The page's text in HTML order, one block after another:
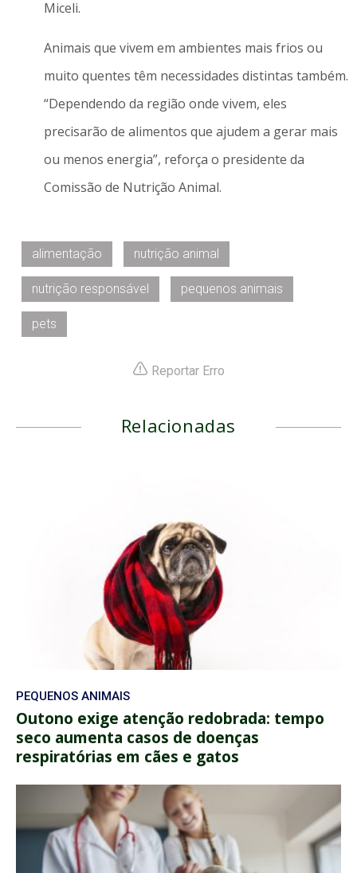
Miceli.
Animais que vivem em ambientes mais frios ou
muito quentes têm necessidades distintas também.
“Dependendo da região onde vivem, eles
precisarão de alimentos que ajudem a gerar mais
ou menos energia”, reforça o presidente da
Comissão de Nutrição Animal.
alimentação nutrição animal
nutrição responsável pequenos animais
pets
Reportar Erro
Relacionadas
PEQUENOS ANIMAIS
Outono exige atenção redobrada: tempo
seco aumenta casos de doenças
respiratórias em cães e gatos